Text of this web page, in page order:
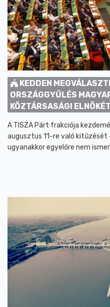
KEDDEN
ORSZÁGGYŰLÉS
KÖZTÁRSASÁGI ELNÖKÉT
A TISZA Párt frakciója
augusztus 11-re való
ugyanakkor egyelőre nem